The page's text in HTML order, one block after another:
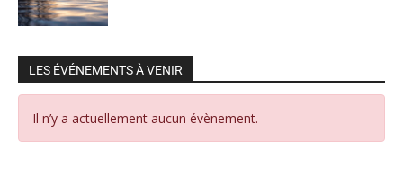
LES ÉVÉNEMENTS À VENIR
Il n’y a actuellement aucun évènement.